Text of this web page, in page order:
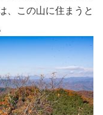
、この山に住まうと